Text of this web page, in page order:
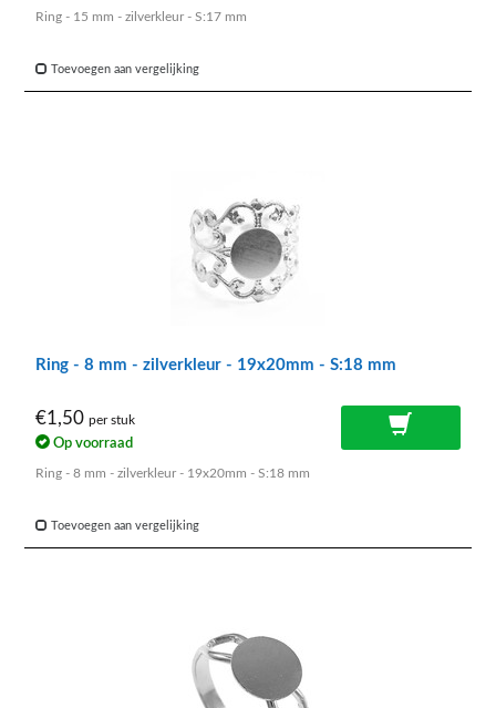
Ring - 15 mm - zilverkleur - S:17 mm
Toevoegen aan vergelijking
Ring - 8 mm - zilverkleur - 19x20mm - S:18 mm
€1,50 per stuk
Op voorraad
Ring - 8 mm - zilverkleur - 19x20mm - S:18 mm
Toevoegen aan vergelijking